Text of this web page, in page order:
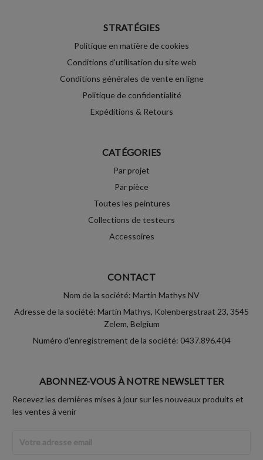
STRATÉGIES
Politique en matière de cookies
Conditions d'utilisation du site web
Conditions générales de vente en ligne
Politique de confidentialité
Expéditions & Retours
CATÉGORIES
Par projet
Par pièce
Toutes les peintures
Collections de testeurs
Accessoires
CONTACT
Nom de la société: Martin Mathys NV
Adresse de la société: Martin Mathys, Kolenbergstraat 23, 3545
Zelem, Belgium
Numéro d'enregistrement de la société: 0437.896.404
ABONNEZ-VOUS À NOTRE NEWSLETTER
Recevez les dernières mises à jour sur les nouveaux produits et
les ventes à venir
Email